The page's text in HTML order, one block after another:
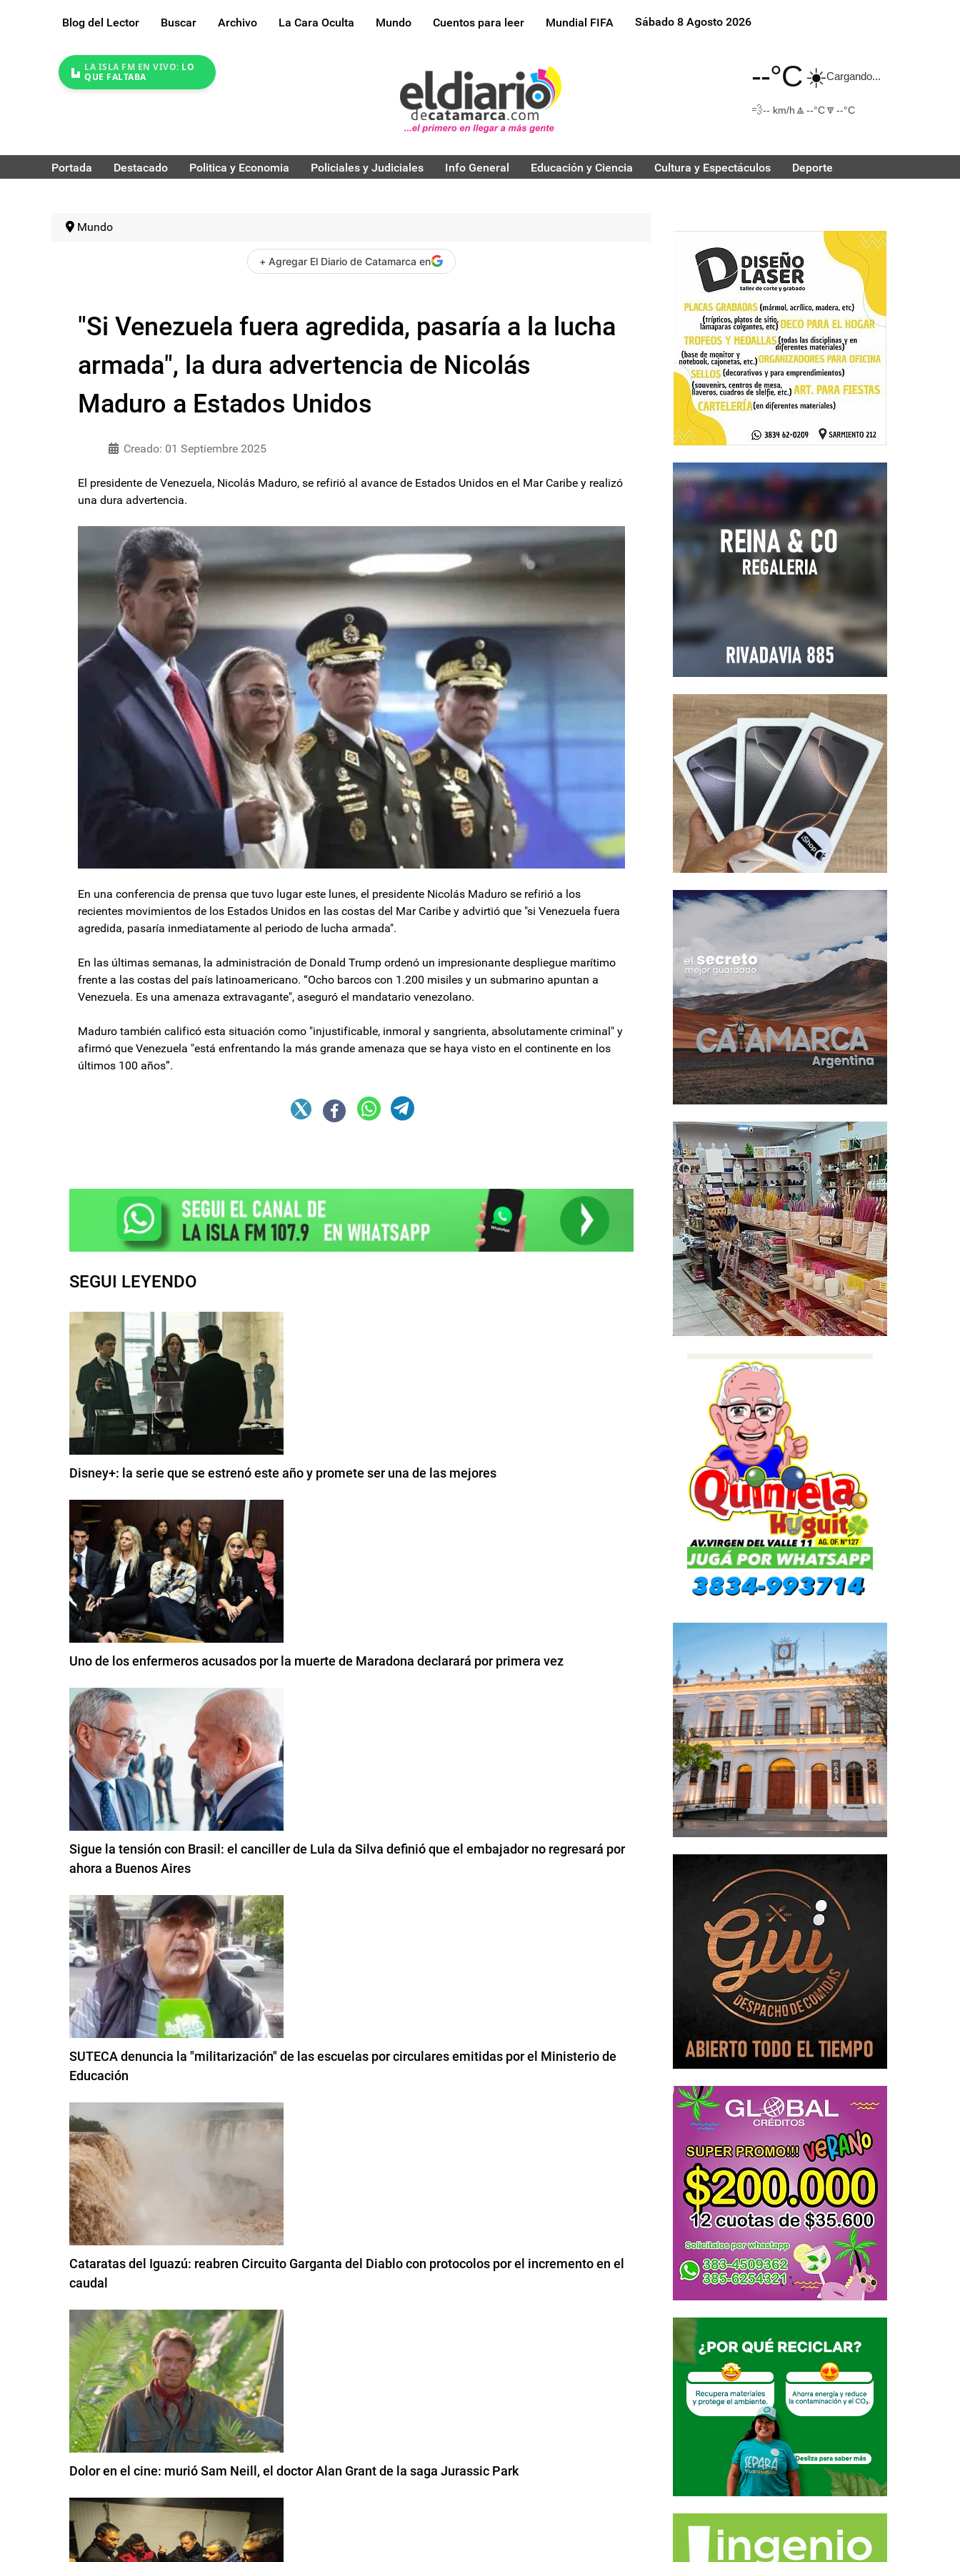
Blog del Lector Buscar Archivo La Cara Oculta Mundo Cuentos para leer Mundial FIFA Sábado 8 Agosto 2026
LA ISLA FM EN VIVO: LO
QUE FALTABA
--°C☀️Cargando...
💨-- km/h 🔼 --°C🔽 --°C
Portada Destacado Politica y Economia Policiales y Judiciales Info General Educación y Ciencia Cultura y Espectáculos Deporte
Mundo
+ Agregar El Diario de Catamarca en
"Si Venezuela fuera agredida, pasaría a la lucha
armada", la dura advertencia de Nicolás
Maduro a Estados Unidos
Creado: 01 Septiembre 2025
El presidente de Venezuela, Nicolás Maduro, se refirió al avance de Estados Unidos en el Mar Caribe y realizó
una dura advertencia.
En una conferencia de prensa que tuvo lugar este lunes, el presidente Nicolás Maduro se refirió a los
recientes movimientos de los Estados Unidos en las costas del Mar Caribe y advirtió que "si Venezuela fuera
agredida, pasaría inmediatamente al periodo de lucha armada".
En las últimas semanas, la administración de Donald Trump ordenó un impresionante despliegue marítimo
frente a las costas del país latinoamericano. “Ocho barcos con 1.200 misiles y un submarino apuntan a
Venezuela. Es una amenaza extravagante", aseguró el mandatario venezolano.
Maduro también calificó esta situación como "injustificable, inmoral y sangrienta, absolutamente criminal" y
afirmó que Venezuela "está enfrentando la más grande amenaza que se haya visto en el continente en los
últimos 100 años”.
SEGUI LEYENDO
Disney+: la serie que se estrenó este año y promete ser una de las mejores
Uno de los enfermeros acusados por la muerte de Maradona declarará por primera vez
Sigue la tensión con Brasil: el canciller de Lula da Silva definió que el embajador no regresará por
ahora a Buenos Aires
SUTECA denuncia la "militarización" de las escuelas por circulares emitidas por el Ministerio de
Educación
Cataratas del Iguazú: reabren Circuito Garganta del Diablo con protocolos por el incremento en el
caudal
Dolor en el cine: murió Sam Neill, el doctor Alan Grant de la saga Jurassic Park